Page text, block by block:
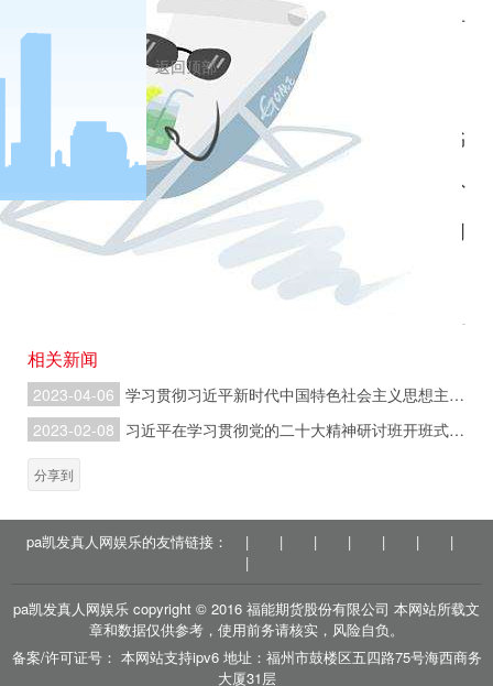
子，反对对他国搞“颜色革命”、“民主输出”，反对
以“绿色壁垒”对他国发展卡位、搞双重标准。
总之，面对动荡变革的世界，要像习近平总书
记强调的那样：“我们要认识和把握自身发展和外
部环境的互动变化，捕捉新机遇，定位新角色，创
相关新闻
2023-04-06
学习贯彻习近平新时代中国特色社会主义思想主题教育工作会议在京召开 习近平发表重要讲话
2023-02-08
习近平在学习贯彻党的二十大精神研讨班开班式上发表重要讲话强调 正确理解和大力推进中国式现代化
分享到
pa凯发真人网娱乐的友情链接： | | | | | |
|
|
pa凯发真人网娱乐 copyright © 2016 福能期货股份有限公司 本网站所载文
章和数据仅供参考，使用前务请核实，风险自负。
备案/许可证号： 本网站支持ipv6 地址：福州市鼓楼区五四路75号海西商务
大厦31层
返回顶部